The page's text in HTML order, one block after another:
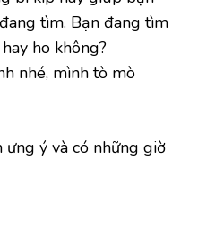
tìm. Bạn đang tìm
ho không?
nhé, mình tò mò
ý và có những giờ